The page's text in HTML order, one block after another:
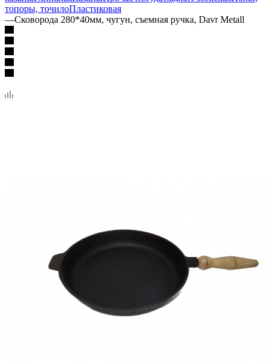
топоры, точилоПластиковая
—Сковорода 280*40мм, чугун, съемная ручка, Davr Metall